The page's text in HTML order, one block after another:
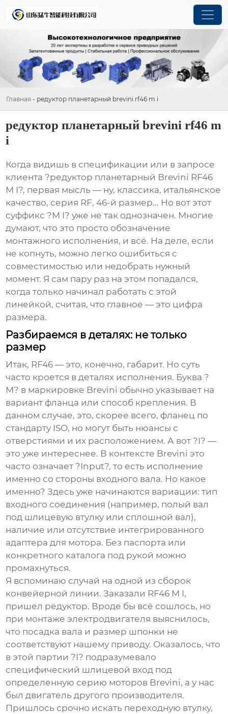
Главная - редуктор планетарный brevini rf46 m i
редуктор планетарный brevini rf46 m
i
Когда видишь в спецификации или в запросе
клиента ?редуктор планетарный Brevini RF46
M I?, первая мысль — ну, классика, итальянское
качество, серия RF, 46-й размер... Но вот этот
суффикс ?M I? уже не так однозначен. Многие
думают, что это просто обозначение
монтажного исполнения, и всё. На деле, если
не копнуть, можно легко ошибиться с
совместимостью или недобрать нужный
момент. Я сам пару раз на этом попадался,
когда только начинал работать с этой
линейкой, считая, что главное — это цифра
размера.
Разбираемся в деталях: не только
размер
Итак, RF46 — это, конечно, габарит. Но суть
часто кроется в деталях исполнения. Буква ?
M? в маркировке Brevini обычно указывает на
вариант фланца или способ крепления. В
данном случае, это, скорее всего, фланец по
стандарту ISO, но могут быть нюансы с
отверстиями и их расположением. А вот ?I? —
это уже интереснее. В контексте Brevini это
часто означает ?Input?, то есть исполнение
именно со стороны входного вала. Но какое
именно? Здесь уже начинаются вариации: тип
входного соединения (например, полый вал
под шлицевую втулку или сплошной вал),
наличие или отсутствие интегрированного
адаптера для мотора. Без паспорта или
конкретного каталога под рукой можно
промахнуться.
Я вспоминаю случай на одной из сборок
конвейерной линии. Заказали RF46 M I,
пришел редуктор. Вроде бы всё сошлось, но
при монтаже электродвигателя выяснилось,
что посадка вала и размер шпонки не
соответствуют нашему приводу. Оказалось, что
в этой партии ?I? подразумевало
специфический шлицевой вход под
определенную серию моторов Brevini, а у нас
был двигатель другого производителя.
Пришлось срочно искать переходную втулку,